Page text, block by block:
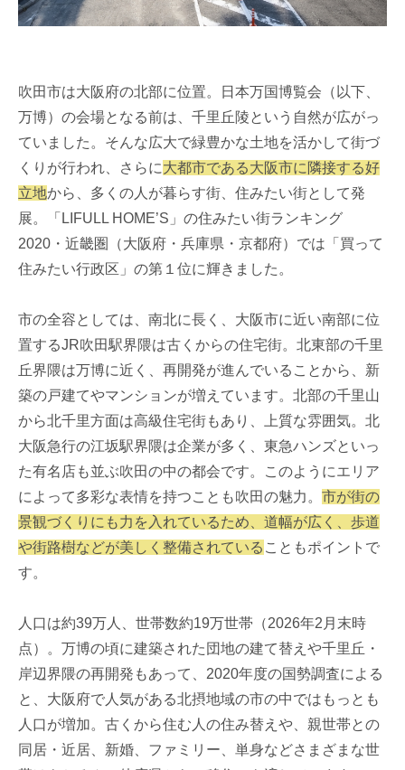
吹田市は大阪府の北部に位置。日本万国博覧会（以下、
万博）の会場となる前は、千里丘陵という自然が広がっ
ていました。そんな広大で緑豊かな土地を活かして街づ
くりが行われ、さらに大都市である大阪市に隣接する好
立地から、多くの人が暮らす街、住みたい街として発
展。「LIFULL HOME’S」の住みたい街ランキング
2020・近畿圏（大阪府・兵庫県・京都府）では「買って
住みたい行政区」の第１位に輝きました。
市の全容としては、南北に長く、大阪市に近い南部に位
置するJR吹田駅界隈は古くからの住宅街。北東部の千里
丘界隈は万博に近く、再開発が進んでいることから、新
築の戸建てやマンションが増えています。北部の千里山
から北千里方面は高級住宅街もあり、上質な雰囲気。北
大阪急行の江坂駅界隈は企業が多く、東急ハンズといっ
た有名店も並ぶ吹田の中の都会です。このようにエリア
によって多彩な表情を持つことも吹田の魅力。 市が街の
景観づくりにも力を入れているため、道幅が広く、歩道
や街路樹などが美しく整備されている こともポイントで
す。
人口は約39万人、世帯数約19万世帯（2026年2月末時
点）。万博の頃に建築された団地の建て替えや千里丘・
岸辺界隈の再開発もあって、2020年度の国勢調査による
と、大阪府で人気がある北摂地域の市の中ではもっとも
人口が増加。古くから住む人の住み替えや、親世帯との
同居・近居、新婚、ファミリー、単身などさまざまな世